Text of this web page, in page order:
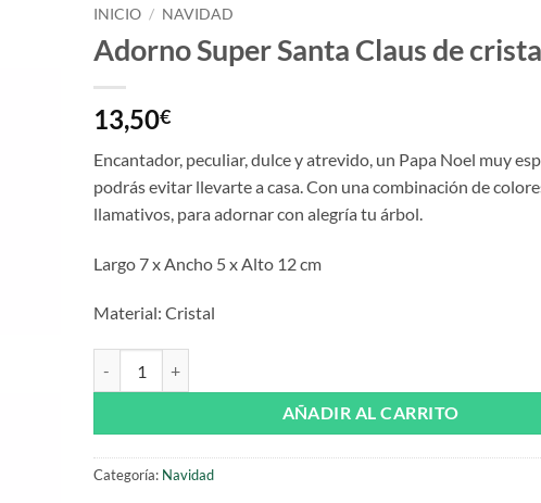
INICIO / NAVIDAD
Adorno Super Santa Claus de
13,50€
Encantador, peculiar, dulce y atrevido, un Papa Noel muy
podrás evitar llevarte a casa. Con una combinación de
llamativos, para adornar con alegría tu árbol.
Largo 7 x Ancho 5 x Alto 12 cm
Material: Cristal
AÑADIR AL CARRITO
Categoría: Navidad